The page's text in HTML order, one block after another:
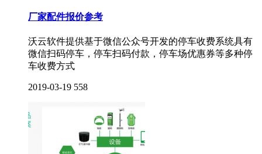
厂家配件报价参考
沃云软件提供基于微信公众号开发的停车收费系统具有
微信扫码停车，停车扫码付款，停车场优惠券等多种停
车收费方式
2019-03-19 558